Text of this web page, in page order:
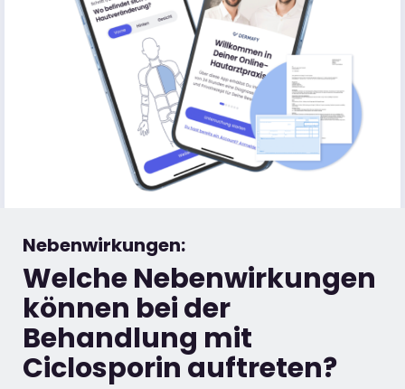
Nebenwirkungen:
Welche Nebenwirkungen
können bei der
Behandlung mit
Ciclosporin auftreten?